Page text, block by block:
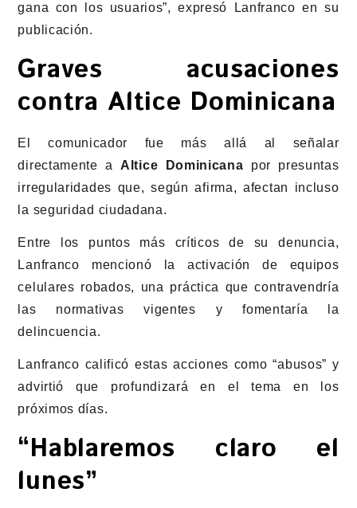
gana con los usuarios”, expresó Lanfranco en su
publicación.
Graves acusaciones
contra Altice Dominicana
El comunicador fue más allá al señalar
directamente aAltice Dominicana por presuntas
irregularidades que, según afirma, afectan incluso
la seguridad ciudadana.
Entre los puntos más críticos de su denuncia,
Lanfranco mencionó la activación de equipos
celulares robados, una práctica que contravendría
las normativas vigentes y fomentaría la
delincuencia.
Lanfranco calificó estas acciones como “abusos” y
advirtió que profundizará en el tema en los
próximos días.
“Hablaremos claro el
lunes”